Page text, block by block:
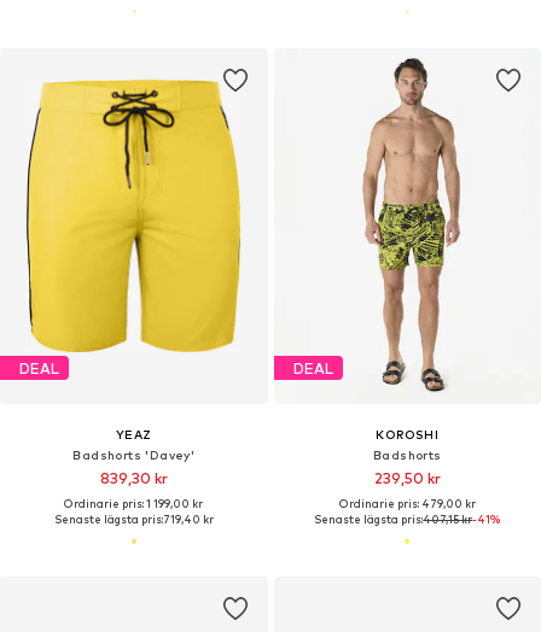
DEAL
YEAZ
Badshorts 'Davey'
839,30 kr
Ordinarie pris: 1 199,00 kr
Senaste lägsta pris:719,40 kr
DEAL
KOROSHI
Badshorts
239,50 kr
Ordinarie pris: 479,00 kr
Senaste lägsta pris:407,15 kr-41%